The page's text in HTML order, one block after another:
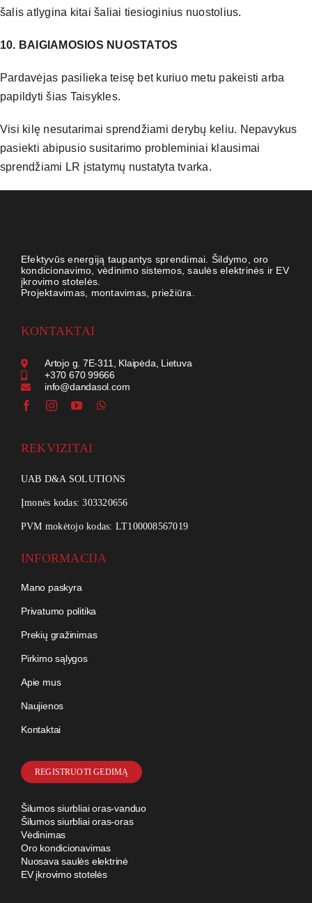
šalis atlygina kitai šaliai tiesioginius nuostolius.
10. BAIGIAMOSIOS NUOSTATOS
Pardavėjas pasilieka teisę bet kuriuo metu pakeisti arba
papildyti šias Taisykles.
Visi kilę nesutarimai sprendžiami derybų keliu. Nepavykus
pasiekti abipusio susitarimo probleminiai klausimai
sprendžiami LR įstatymų nustatyta tvarka.
Efektyvūs energiją taupantys sprendimai. Šildymo, oro
kondicionavimo, vėdinimo sistemos, saulės elektrinės ir EV
įkrovimo stotelės.
Projektavimas, montavimas, priežiūra.
KONTAKTAI
Artojo g. 7E-311, Klaipėda, Lietuva
+370 670 99666
info@dandasol.com
REKVIZITAI
UAB D&A SOLUTIONS
Įmonės kodas: 303320656
PVM mokėtojo kodas: LT100008567019
INFORMACIJA
Mano paskyra
Privatumo politika
Prekių gražinimas
Pirkimo sąlygos
Apie mus
Naujienos
Kontaktai
REGISTRUOTI GEDIMĄ
Šilumos siurbliai oras-vanduo
Šilumos siurbliai oras-oras
Vėdinimas
Oro kondicionavimas
Nuosava saulės elektrinė
EV įkrovimo stotelės